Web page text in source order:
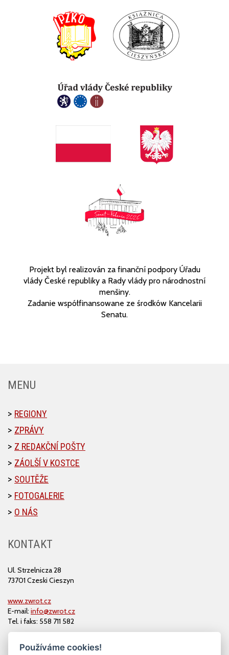
Projekt byl realizován za finanční podpory Úřadu
vlády České republiky a Rady vlády pro národnostní
menšiny.
Zadanie współfinansowane ze środków Kancelarii
Senatu.
MENU
REGIONY
ZPRÁVY
Z REDAKČNÍ POŠTY
ZÁOLŠÍ V KOSTCE
SOUTĚŽE
FOTOGALERIE
O NÁS
KONTAKT
Ul. Strzelnicza 28
73701 Czeski Cieszyn
www.zwrot.cz
E-mail: info@zwrot.cz
Tel. i faks: 558 711 582
Používáme cookies!